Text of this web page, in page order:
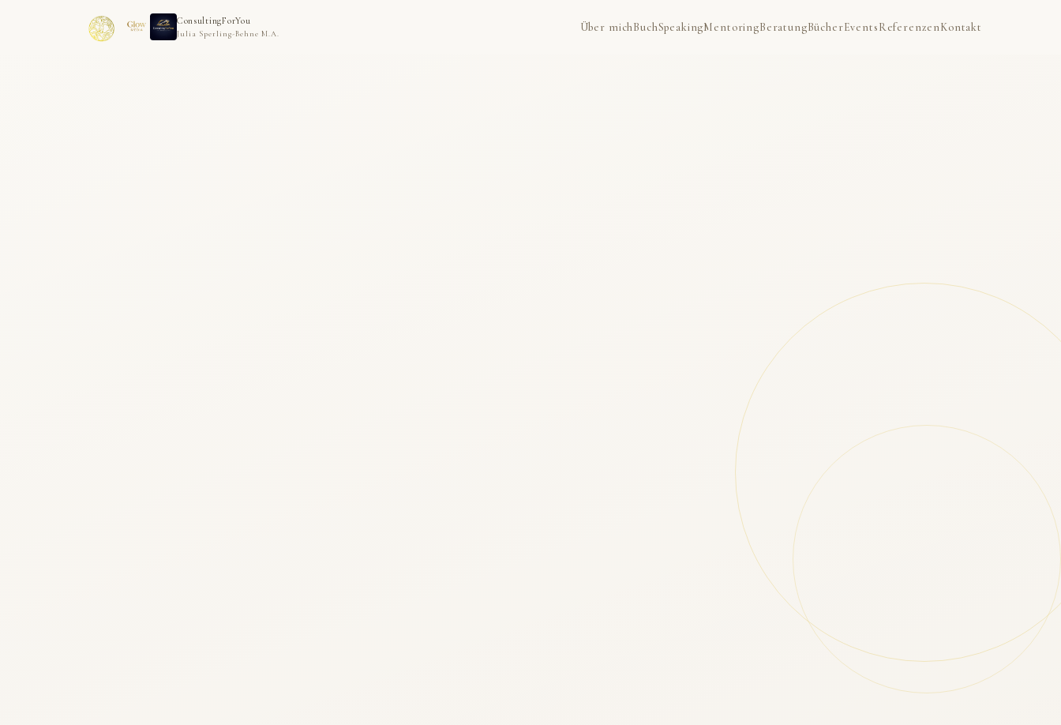
ConsultingForYou
Julia Sperling-Behne M.A.
Über michBuchSpeakingMentoringBeratungBücherEventsReferenzenKontakt